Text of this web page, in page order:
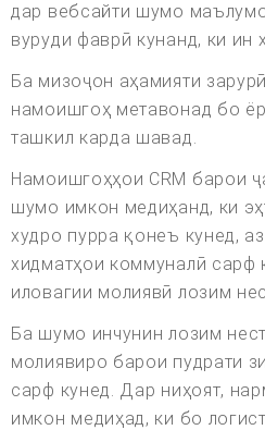
дар вебсайти шумо
вуруди фаврӣ кунанд, ки ин
Ба мизоҷон аҳамияти
намоишгоҳ метавонад бо
ташкил карда шавад.
Намоишгоҳҳои CRM барои
шумо имкон медиҳанд, ки
худро пурра қонеъ кунед,
хидматҳои коммуналӣ сарф
иловагии молиявӣ лозим
Ба шумо инчунин лозим
молиявиро барои пудрати
сарф кунед. Дар ниҳоят,
имкон медиҳад, ки бо